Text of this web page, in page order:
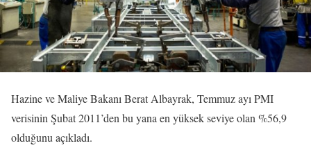
Hazine ve Maliye Bakanı Berat Albayrak, Temmuz ayı PMI
verisinin Şubat 2011’den bu yana en yüksek seviye olan %56,9
olduğunu açıkladı.